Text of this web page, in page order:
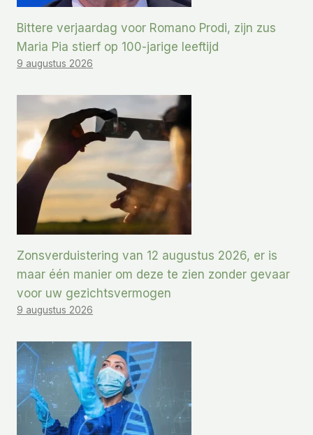
Bittere verjaardag voor Romano Prodi, zijn zus
Maria Pia stierf op 100-jarige leeftijd
9 augustus 2026
Zonsverduistering van 12 augustus 2026, er is
maar één manier om deze te zien zonder gevaar
voor uw gezichtsvermogen
9 augustus 2026